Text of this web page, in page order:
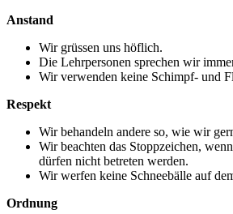
Anstand
Wir grüssen uns höflich.
Die Lehrpersonen sprechen wir
Wir verwenden keine Schimpf- und
Respekt
Wir behandeln andere so, wie wir
Wir beachten das Stoppzeichen,
dürfen nicht betreten werden.
Wir werfen keine Schneebälle auf
Ordnung